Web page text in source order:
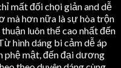
mất đối chọi giản and dễ
mà hơn nữa là sự hòa trộn
luôn thể cao nhất đến
hình dáng bi cảm dễ áp
phệ mật, đến đại dương